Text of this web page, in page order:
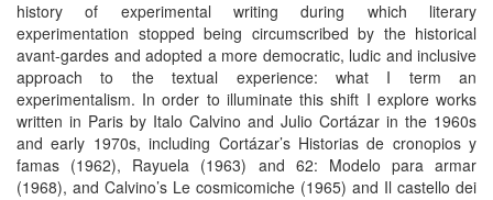
history of experimental writing during which literary
experimentation stopped being circumscribed by the historical
avant-gardes and adopted a more democratic, ludic and inclusive
approach to the textual experience: what I term an
experimentalism. In order to illuminate this shift I explore works
written in Paris by Italo Calvino and Julio Cortázar in the 1960s
and early 1970s, including Cortázar’s Historias de cronopios y
famas (1962), Rayuela (1963) and 62: Modelo para armar
(1968), and Calvino’s Le cosmicomiche (1965) and Il castello dei